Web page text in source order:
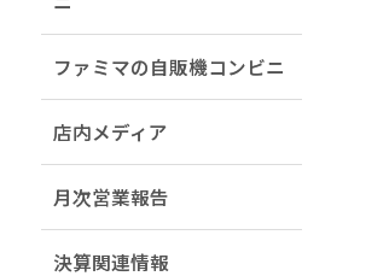
ファミマの自販機コンビニ
店内メディア
月次営業報告
決算関連情報